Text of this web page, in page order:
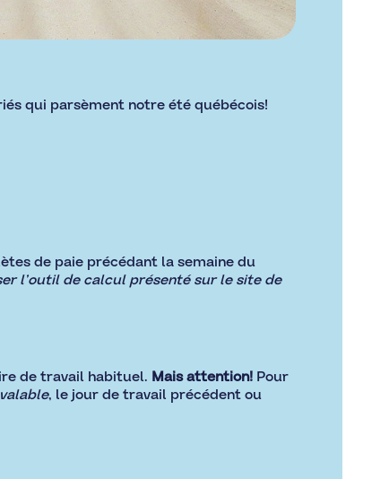
qui parsèment notre été québécois!
de paie précédant la semaine du
l’outil de calcul présenté sur le site de
de travail habituel. Mais attention! Pour
, le jour de travail précédent ou